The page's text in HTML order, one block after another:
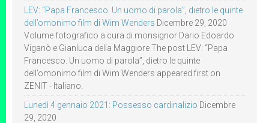
LEV: “Papa Francesco. Un uomo di parola”, dietro le quinte
dell’omonimo film di Wim Wenders Dicembre 29, 2020
Volume fotografico a cura di monsignor Dario Edoardo
Viganò e Gianluca della Maggiore The post LEV: “Papa
Francesco. Un uomo di parola”, dietro le quinte
dell’omonimo film di Wim Wenders appeared first on
ZENIT - Italiano.
Lunedì 4 gennaio 2021: Possesso cardinalizio Dicembre
29, 2020